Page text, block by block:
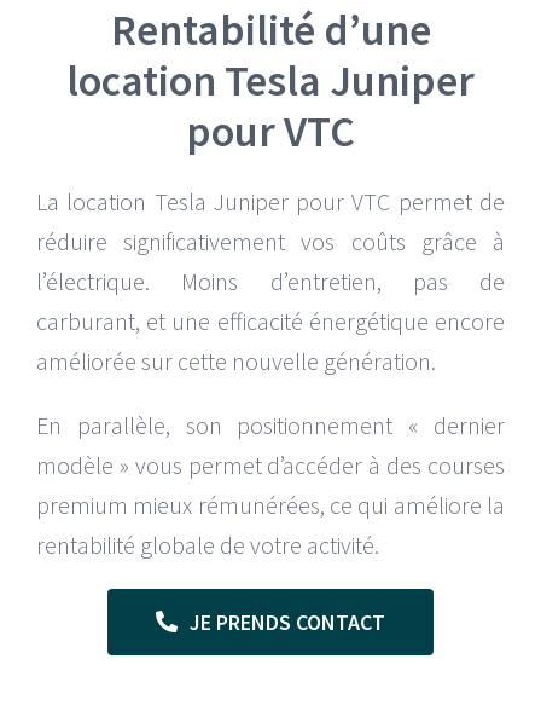
Rentabilité d’une
location Tesla Juniper
pour VTC
La location Tesla Juniper pour VTC permet de
réduire significativement vos coûts grâce à
l’électrique. Moins d’entretien, pas de
carburant, et une efficacité énergétique encore
améliorée sur cette nouvelle génération.
En parallèle, son positionnement « dernier
modèle » vous permet d’accéder à des courses
premium mieux rémunérées, ce qui améliore la
rentabilité globale de votre activité.
JE PRENDS CONTACT